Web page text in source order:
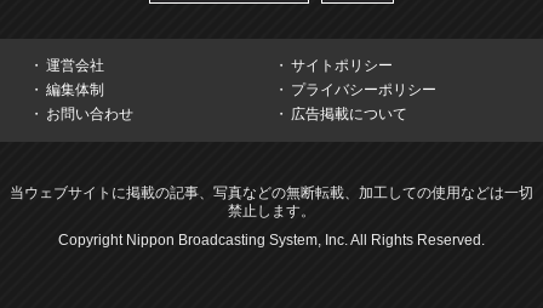
運営会社
サイトポリシー
編集体制
プライバシーポリシー
お問い合わせ
広告掲載について
当ウェブサイトに掲載の記事、写真などの無断転載、加工しての使用などは一切
禁止します。
Copyright Nippon Broadcasting System, Inc. All Rights Reserved.